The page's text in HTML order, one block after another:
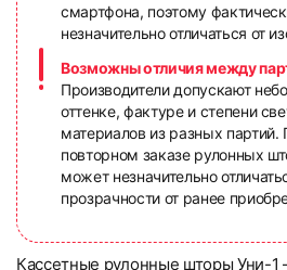
смартфона, поэтому
незначительно отличаться от
Возможны отличия между
Производители допускают
оттенке, фактуре и степени
материалов из разных партий.
повторном заказе рулонных
может незначительно
прозрачности от ранее
Кассетные рулонные шторы Уни-1